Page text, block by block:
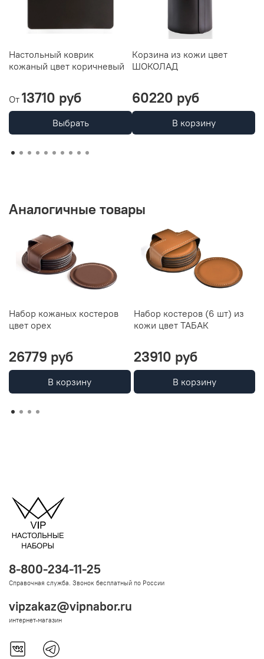
Настольный коврик
кожаный цвет коричневый
От 13710 руб
Выбрать
Корзина из кожи цвет
ШОКОЛАД
60220 руб
В корзину
Аналогичные товары
Набор кожаных костеров
цвет орех
26779 руб
В корзину
Набор костеров (6 шт) из
кожи цвет ТАБАК
23910 руб
В корзину
8-800-234-11-25
Справочная служба. Звонок бесплатный по России
vipzakaz@vipnabor.ru
интернет-магазин